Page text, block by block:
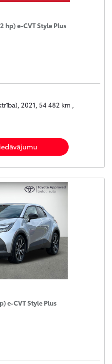
hp) e-CVT Style Plus
2021, 54 482 km ,
e-CVT Style Plus